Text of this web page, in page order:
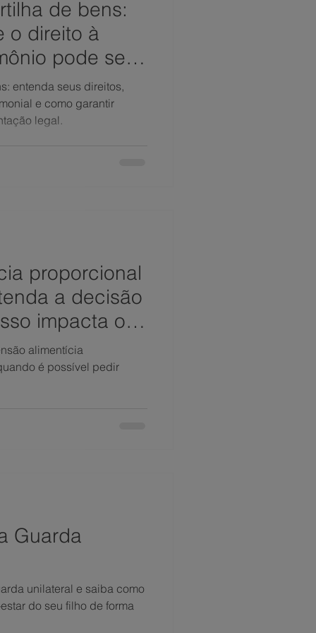
de bens:
o direito à
pode ser
tempo
entenda seus direitos,
e como garantir
legal.
proporcional
a decisão
impacta o
alimentícia
é possível pedir
Guarda
unilateral e saiba como
do seu filho de forma